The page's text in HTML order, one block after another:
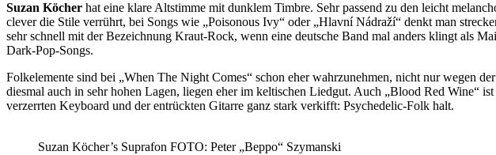
Suzan Köcher hat eine klare Altstimme mit dunklem Timbre. Sehr passend zu den leicht
clever die Stile verrührt, bei Songs wie „Poisonous Ivy“ oder „Hlavní Nádraží“ denkt man
sehr schnell mit der Bezeichnung Kraut-Rock, wenn eine deutsche Band mal anders klingt als
Dark-Pop-Songs.
Folkelemente sind bei „When The Night Comes“ schon eher wahrzunehmen, nicht nur wegen
diesmal auch in sehr hohen Lagen, liegen eher im keltischen Liedgut. Auch „Blood Red Wine“
verzerrten Keyboard und der entrückten Gitarre ganz stark verkifft: Psychedelic-Folk halt.
Suzan Köcher’s Suprafon FOTO: Peter „Beppo“ Szymanski